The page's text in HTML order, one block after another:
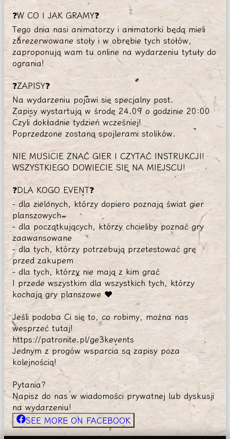
❓W CO I JAK GRAMY❓
Tego dnia nasi animatorzy i animatorki będą mieli
zarezerwowane stoły i w obrębie tych stołów,
zaproponują wam tu online na wydarzeniu tytuły do
ogrania!
❓ZAPISY❓
Na wydarzeniu pojawi się specjalny post.
Zapisy wystartują w środę 24.09 o godzinie 20:00
Czyli dokładnie tydzień wcześniej!
Poprzedzone zostaną spojlerami stolików.
NIE MUSICIE ZNAĆ GIER I CZYTAĆ INSTRUKCJI!
WSZYSTKIEGO DOWIECIE SIĘ NA MIEJSCU!
❓DLA KOGO EVENT❓
- dla zielonych, którzy dopiero poznają świat gier
planszowych
- dla początkujących, którzy chcieliby poznać gry
zaawansowane
- dla tych, którzy potrzebują przetestować grę
przed zakupem
- dla tych, którzy nie mają z kim grać
I przede wszystkim dla wszystkich tych, którzy
kochają gry planszowe ❤️
Jeśli podoba Ci się to, co robimy, można nas
wesprzeć tutaj!
https://patronite.pl/ge3kevents
Jednym z progów wsparcia są zapisy poza
kolejnością!
Pytania?
Napisz do nas w wiadomości prywatnej lub dyskusji
na wydarzeniu!
SEE MORE ON FACEBOOK